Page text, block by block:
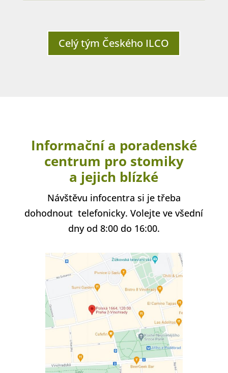
Celý tým Českého ILCO
Informační a poradenské
centrum pro stomiky
a jejich blízké
Návštěvu infocentra si je třeba
dohodnout telefonicky. Volejte ve všední
dny od 8:00 do 16:00.